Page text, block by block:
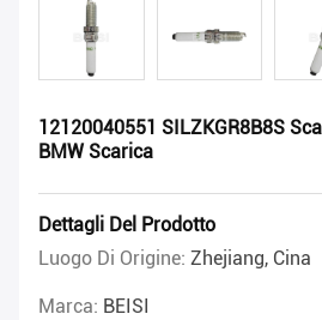
12120040551 SILZKGR8B8S
BMW Scarica
Dettagli Del Prodotto
Luogo Di Origine: Zhejiang, Cina
Marca: BEISI